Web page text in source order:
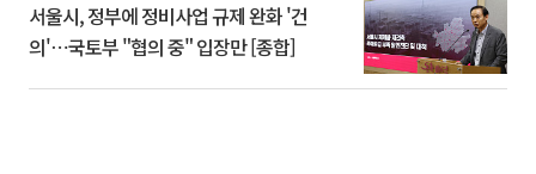
서울시, 정부에 정비사업 규제 완화 '건
의'⋯국토부 "협의 중" 입장만 [종합]